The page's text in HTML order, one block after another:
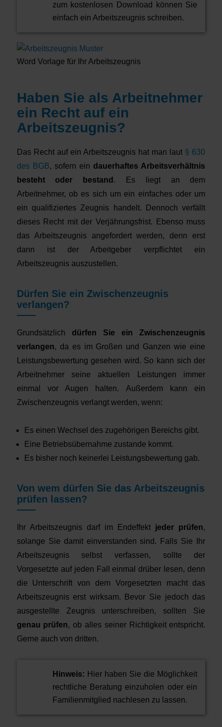
zum kostenlosen Download können Sie
einfach ein Arbeitszeugnis schreiben.
Word Vorlage für Ihr Arbeitszeugnis
Haben Sie als Arbeitnehmer
ein Recht auf ein
Arbeitszeugnis?
Das Recht auf ein Arbeitszeugnis hat man laut § 630
des BGB, sofern ein dauerhaftes Arbeitsverhältnis
besteht oder bestand . Es liegt an dem
Arbeitnehmer, ob es sich um ein einfaches oder um
ein qualifiziertes Zeugnis handelt. Dennoch verfällt
dieses Recht mit der Verjährungsfrist. Ebenso muss
das Arbeitszeugnis angefordert werden, denn erst
dann ist der Arbeitgeber verpflichtet ein
Arbeitszeugnis auszustellen.
Dürfen Sie ein Zwischenzeugnis
verlangen?
Grundsätzlich dürfen Sie ein Zwischenzeugnis
verlangen, da es im Großen und Ganzen wie eine
Leistungsbewertung gesehen wird. So kann sich der
Arbeitnehmer seine aktuellen Leistungen immer
einmal vor Augen halten. Außerdem kann ein
Zwischenzeugnis verlangt werden, wenn:
Es einen Wechsel des zugehörigen Bereichs gibt.
Eine Betriebsübernahme zustande kommt.
Es bisher noch keinerlei Leistungsbewertung gab.
Von wem dürfen Sie das Arbeitszeugnis
prüfen lassen?
Ihr Arbeitszeugnis darf im Endeffekt jeder prüfen,
solange Sie damit einverstanden sind. Falls Sie Ihr
Arbeitszeugnis selbst verfassen, sollte der
Vorgesetzte auf jeden Fall einmal drüber lesen, denn
die Unterschrift von dem Vorgesetzten macht das
Arbeitszeugnis erst wirksam. Bevor Sie jedoch das
ausgestellte Zeugnis unterschreiben, sollten Sie
genau prüfen, ob alles seiner Richtigkeit entspricht.
Gerne auch von dritten.
Hinweis: Hier haben Sie die Möglichkeit
rechtliche Beratung einzuholen oder ein
Familienmitglied nachlesen zu lassen.